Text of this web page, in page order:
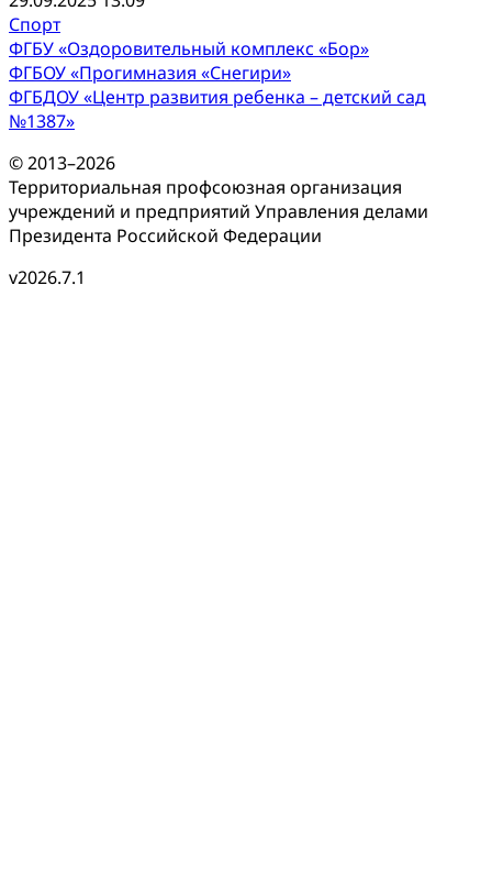
Спорт
ФГБУ «Оздоровительный комплекс «Бор»
ФГБОУ «Прогимназия «Снегири»
ФГБДОУ «Центр развития ребенка – детский сад
№1387»
© 2013–2026
Территориальная профсоюзная организация
учреждений и предприятий Управления делами
Президента Российской Федерации
v2026.7.1